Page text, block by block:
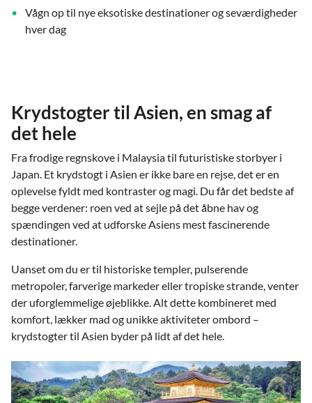
Vågn op til nye eksotiske destinationer og seværdigheder
hver dag
Krydstogter til Asien, en smag af
det hele
Fra frodige regnskove i Malaysia til futuristiske storbyer i
Japan. Et krydstogt i Asien er ikke bare en rejse, det er en
oplevelse fyldt med kontraster og magi. Du får det bedste af
begge verdener: roen ved at sejle på det åbne hav og
spændingen ved at udforske Asiens mest fascinerende
destinationer.
Uanset om du er til historiske templer, pulserende
metropoler, farverige markeder eller tropiske strande, venter
der uforglemmelige øjeblikke. Alt dette kombineret med
komfort, lækker mad og unikke aktiviteter ombord –
krydstogter til Asien byder på lidt af det hele.